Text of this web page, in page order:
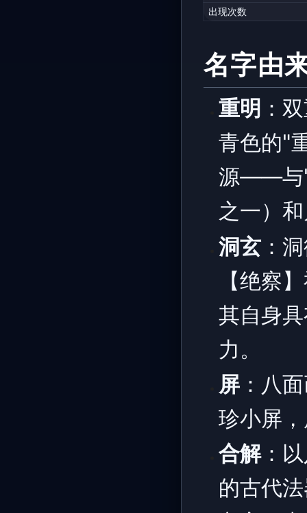
出现次数
名字由
重明 ：
青色的"
源——与"
之一）
洞玄 ：
【绝察
其自身
力。
屏 ：八
珍小屏
合解：
的古代